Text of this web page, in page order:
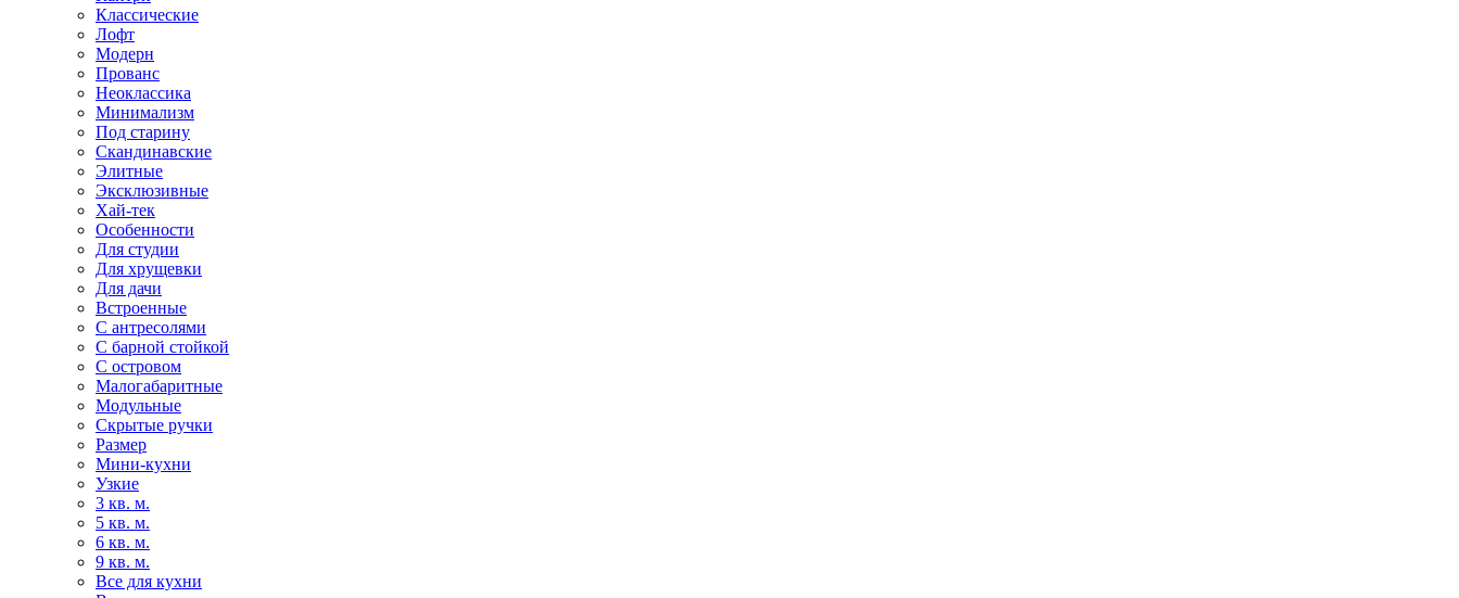
Классические
Лофт
Модерн
Прованс
Неоклассика
Минимализм
Под старину
Скандинавские
Элитные
Эксклюзивные
Хай-тек
Особенности
Для студии
Для хрущевки
Для дачи
Встроенные
С антресолями
С барной стойкой
С островом
Малогабаритные
Модульные
Скрытые ручки
Размер
Мини-кухни
Узкие
3 кв. м.
5 кв. м.
6 кв. м.
9 кв. м.
Все для кухни